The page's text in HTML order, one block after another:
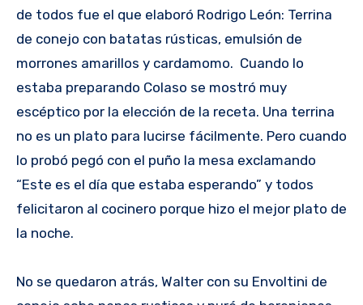
de todos fue el que elaboró Rodrigo León: Terrina
de conejo con batatas rústicas, emulsión de
morrones amarillos y cardamomo. Cuando lo
estaba preparando Colaso se mostró muy
escéptico por la elección de la receta. Una terrina
no es un plato para lucirse fácilmente. Pero cuando
lo probó pegó con el puño la mesa exclamando
“Este es el día que estaba esperando” y todos
felicitaron al cocinero porque hizo el mejor plato de
la noche.
No se quedaron atrás, Walter con su Envoltini de